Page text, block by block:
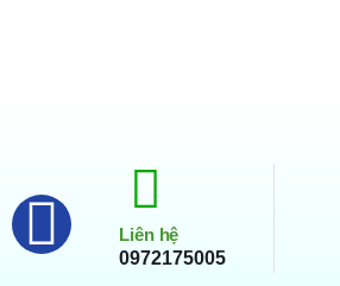
Liên hệ
0972175005